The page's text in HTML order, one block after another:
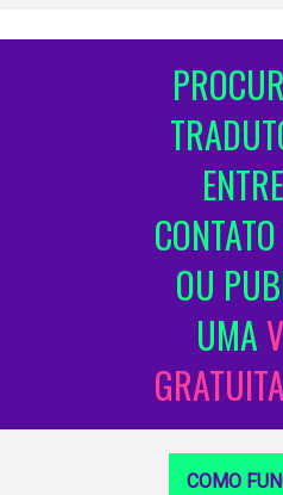
OU
UMA
COMO